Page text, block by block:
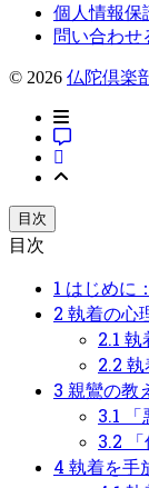
個人情報保
問い合わせ
© 2026 仏陀倶楽
目次
目次
1 はじめに
2 執着の心
2.1 執
2.2 執
3 親鸞の教
3.1
3.2
4 執着を手